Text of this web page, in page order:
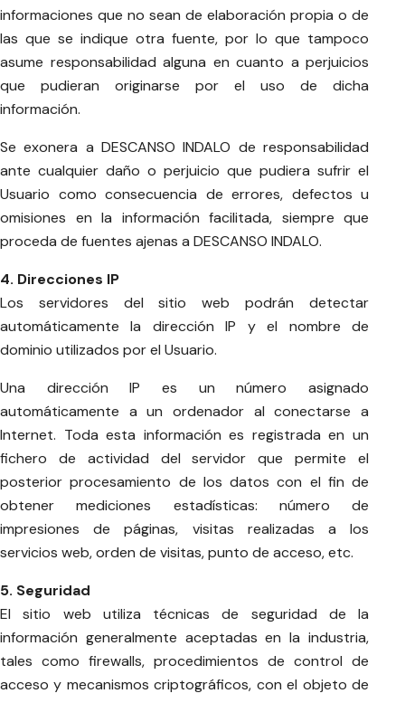
informaciones que no sean de elaboración propia o de
las que se indique otra fuente, por lo que tampoco
asume responsabilidad alguna en cuanto a perjuicios
que pudieran originarse por el uso de dicha
información.
Se exonera a DESCANSO INDALO de responsabilidad
ante cualquier daño o perjuicio que pudiera sufrir el
Usuario como consecuencia de errores, defectos u
omisiones en la información facilitada, siempre que
proceda de fuentes ajenas a DESCANSO INDALO.
4. Direcciones IP
Los servidores del sitio web podrán detectar
automáticamente la dirección IP y el nombre de
dominio utilizados por el Usuario.
Una dirección IP es un número asignado
automáticamente a un ordenador al conectarse a
Internet. Toda esta información es registrada en un
fichero de actividad del servidor que permite el
posterior procesamiento de los datos con el fin de
obtener mediciones estadísticas: número de
impresiones de páginas, visitas realizadas a los
servicios web, orden de visitas, punto de acceso, etc.
5. Seguridad
El sitio web utiliza técnicas de seguridad de la
información generalmente aceptadas en la industria,
tales como firewalls, procedimientos de control de
acceso y mecanismos criptográficos, con el objeto de